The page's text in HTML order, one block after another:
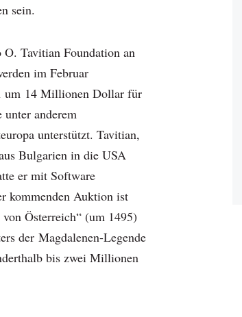
sein.
Tavitian Foundation an
im Februar
um 14 Millionen Dollar für
anderem
unterstützt. Tavitian,
Bulgarien in die USA
er mit Software
kommenden Auktion ist
Österreich“ (um 1495)
der Magdalenen-Legende
bis zwei Millionen